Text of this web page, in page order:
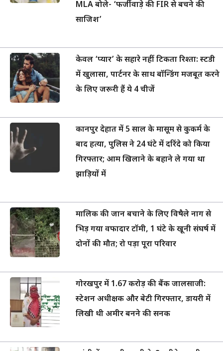
MLA बोले- ‘फर्जीवाड़े की FIR से बचने की
साजिश’
केवल ‘प्यार’ के सहारे नहीं टिकता रिश्ता: स्टडी
में खुलासा, पार्टनर के साथ बॉन्डिंग मजबूत करने
के लिए जरूरी हैं ये 4 चीजें
कानपुर देहात में 5 साल के मासूम से कुकर्म के
बाद हत्या, पुलिस ने 24 घंटे में दरिंदे को किया
गिरफ्तार; आम खिलाने के बहाने ले गया था
झाड़ियों में
मालिक की जान बचाने के लिए विषैले नाग से
भिड़ गया वफादार टॉमी, 1 घंटे के खूनी संघर्ष में
दोनों की मौत; रो पड़ा पूरा परिवार
गोरखपुर में 1.67 करोड़ की बैंक जालसाजी:
स्टेशन अधीक्षक और बेटी गिरफ्तार, डायरी में
लिखी थी अमीर बनने की सनक